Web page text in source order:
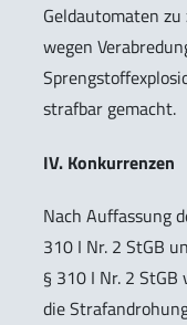
Geldautomaten
wegen
strafbar gemacht.
IV. Konkurrenzen
Nach Auffassung
310 I Nr. 2 StGB
§ 310 I Nr. 2
die